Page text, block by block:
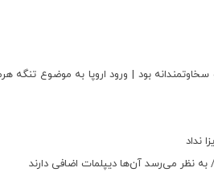
بود | ورود اروپا به موضوع تنگه
نداد
نظر می‌رسد آن‌ها دیپلمات اضافی دارند